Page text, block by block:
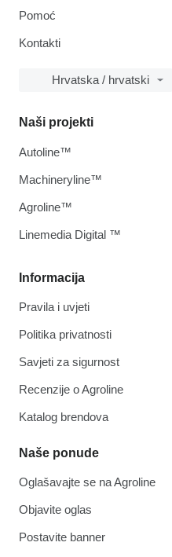
Pomoć
Kontakti
Hrvatska / hrvatski
Informacija
Pravila i uvjeti
Politika privatnosti
Savjeti za sigurnost
Recenzije o Agroline
Katalog brendova
Naše ponude
Oglašavajte se na Agroline
Objavite oglas
Postavite banner
Naši projekti
Autoline™
Machineryline™
Agroline™
Linemedia Digital ™